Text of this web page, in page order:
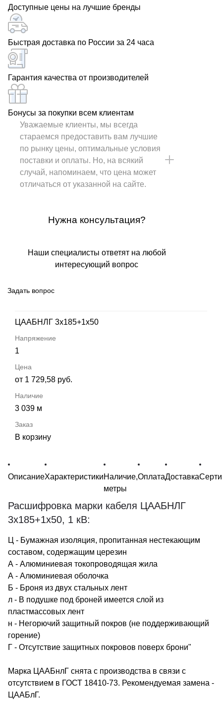
Доступные цены на лучшие бренды
Быстрая доставка по России за 24 часа
Гарантия качества от производителей
Бонусы за покупки всем клиентам
Уважаемые клиенты, мы всегда
стараемся предоставить вам лучшие
по рынку цены, оптимальные условия
поставки и оплаты. Но, на всякий
случай, напоминаем, что цена может
отличаться от указанной на сайте.
Нужна консультация?
Наши специалисты ответят на любой
интересующий вопрос
Задать вопрос
ЦААБНЛГ 3х185+1х50
1
от 1 729,58 руб.
3 039 м
В корзину
ОписаниеХарактеристикиНаличие,
метры
ОплатаДоставка
Расшифровка марки кабеля ЦААБНЛГ
3х185+1х50, 1 кВ:
Ц - Бумажная изоляция, пропитанная нестекающим
составом, содержащим церезин
А - Алюминиевая токопроводящая жила
А - Алюминиевая оболочка
Б - Броня из двух стальных лент
л - В подушке под броней имеется слой из
пластмассовых лент
н - Негорючий защитный покров (не поддерживающий
горение)
Г - Отсутствие защитных покровов поверх брони"
Марка ЦААБнлГ снята с производства в связи с
отсутствием в ГОСТ 18410-73. Рекомендуемая замена -
ЦААБлГ.